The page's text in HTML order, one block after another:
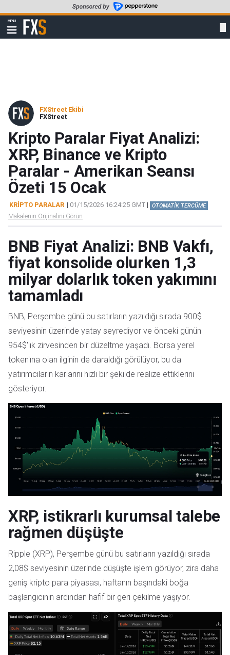
to
main
content
MENU
Show
navigation
FXStreet
FXStreet Ekibi
FXStreet
Kripto Paralar Fiyat Analizi:
XRP, Binance ve Kripto
Paralar - Amerikan Seansı
Özeti 15 Ocak
KRIPTO PARALAR | 01/15/2026 16:24:25 GMT | OTOMATİK TERCÜME
Makalenin Orijinalini Görün
BNB Fiyat Analizi: BNB Vakfı,
fiyat konsolide olurken 1,3
milyar dolarlık token yakımını
tamamladı
BNB, Perşembe günü bu satırların yazıldığı sırada 900$
seviyesinin üzerinde yatay seyrediyor ve önceki günün
954$'lık zirvesinden bir düzeltme yaşadı. Borsa yerel
token'ına olan ilginin de daraldığı görülüyor, bu da
yatırımcıların karlarını hızlı bir şekilde realize ettiklerini
gösteriyor.
XRP, istikrarlı kurumsal talebe
rağmen düşüşte
Ripple (XRP), Perşembe günü bu satırların yazıldığı sırada
2,08$ seviyesinin üzerinde düşüşte işlem görüyor, zira daha
geniş kripto para piyasası, haftanın başındaki boğa
başlangıcının ardından hafif bir geri çekilme yaşıyor.